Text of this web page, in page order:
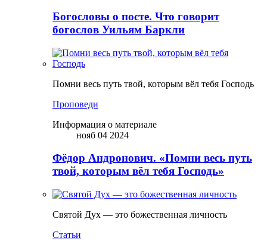
Богословы о посте. Что говорит
богослов Уильям Баркли
Помни весь путь твой, которым вёл тебя Господь
Проповеди
Информация о материале
нояб 04 2024
Фёдор Андронович. «Помни весь путь
твой, которым вёл тебя Господь»
Святой Дух — это божественная личность
Статьи